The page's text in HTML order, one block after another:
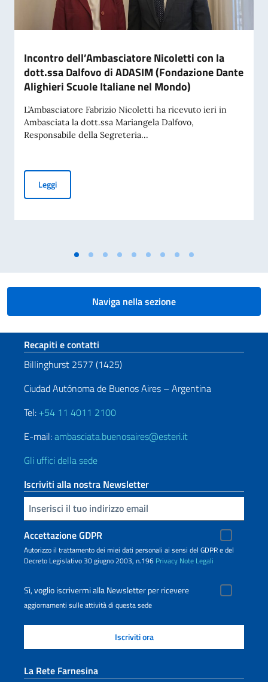
Incontro dell’Ambasciatore Nicoletti con la
dott.ssa Dalfovo di ADASIM (Fondazione Dante
Alighieri Scuole Italiane nel Mondo)
L’Ambasciatore Fabrizio Nicoletti ha ricevuto ieri in
Ambasciata la dott.ssa Mariangela Dalfovo,
Responsabile della Segreteria...
LeggiIncontro dell’Ambasciatore Nicoletti con la dott.ssa
Naviga nella sezione
Sezione footer
Recapiti e contatti
Billinghurst 2577 (1425)
Ciudad Autónoma de Buenos Aires – Argentina
Tel: +54 11 4011 2100
E-mail:ambasciata.buenosaires@esteri.it
Gli uffici della sede
Iscriviti alla nostra Newsletter
Inserisci la tua email
Accettazione GDPR
Autorizzo il trattamento dei miei dati personali ai sensi del GDPR e del
Decreto Legislativo 30 giugno 2003, n.196 Privacy Note Legali
Sì, voglio iscrivermi alla Newsletter per ricevere
aggiornamenti sulle attività di questa sede
La Rete Farnesina